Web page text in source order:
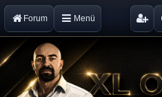
Forum Menü